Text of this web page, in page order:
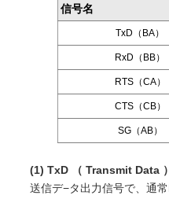
信号名
TxD（BA）
RxD（BB）
RTS（CA）
CTS（CB）
SG（AB）
(1) TxD （ Transmit Data ）
送信デ−タ出力信号で、通